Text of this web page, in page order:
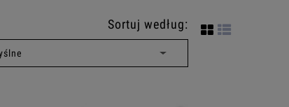
Sortuj według: